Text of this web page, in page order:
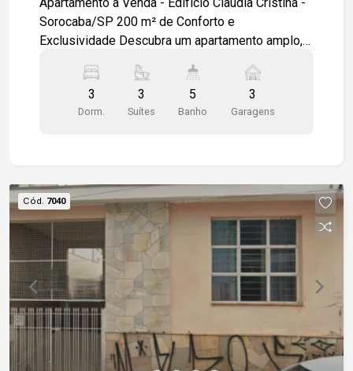
Apartamento à Venda - Edifício Claudia Cristina -
Sorocaba/SP 200 m² de Conforto e
Exclusividade Descubra um apartamento amplo,
tradicional Edifício Claudia Cristina, ideal para
quem busca espaço, privacidade e qualidade de
suíte com armários modulados e banheira - 1
suíte com armário modulado e varanda privativa -
Cozinha planejada com armários modulados -
Despensa - Ampla área de serviço -
Dependência de empregada - Varanda que se
estende da sala até a suíte, oferecendo
excelente ventilação e luminosidade Sobre o
Edifício Claudia Cristina e a Localização:
Localizado em uma região valorizada de
Sorocaba, o Edifício Claudia Cristina oferece
3
Dorm.
3
Suítes
5
Banho
3
Garagens
Cód. 7040